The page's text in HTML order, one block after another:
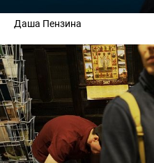
Даша Пензина